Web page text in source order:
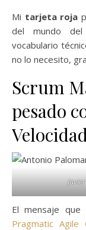
Mi tarjeta roja
del mundo
vocabulario
no lo necesito,
Scrum
pesado
El mensaje
Pragmatic Agile